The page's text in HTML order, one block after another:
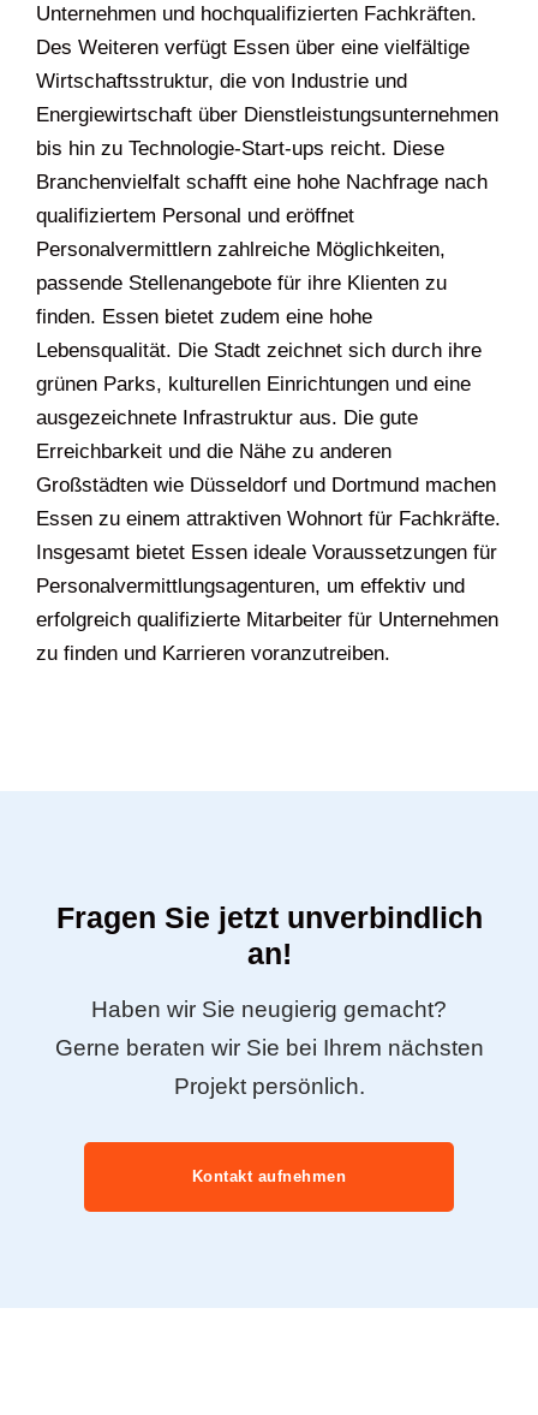
Unternehmen und hochqualifizierten Fachkräften.
Des Weiteren verfügt Essen über eine vielfältige
Wirtschaftsstruktur, die von Industrie und
Energiewirtschaft über Dienstleistungsunternehmen
bis hin zu Technologie-Start-ups reicht. Diese
Branchenvielfalt schafft eine hohe Nachfrage nach
qualifiziertem Personal und eröffnet
Personalvermittlern zahlreiche Möglichkeiten,
passende Stellenangebote für ihre Klienten zu
finden. Essen bietet zudem eine hohe
Lebensqualität. Die Stadt zeichnet sich durch ihre
grünen Parks, kulturellen Einrichtungen und eine
ausgezeichnete Infrastruktur aus. Die gute
Erreichbarkeit und die Nähe zu anderen
Großstädten wie Düsseldorf und Dortmund machen
Essen zu einem attraktiven Wohnort für Fachkräfte.
Insgesamt bietet Essen ideale Voraussetzungen für
Personalvermittlungsagenturen, um effektiv und
erfolgreich qualifizierte Mitarbeiter für Unternehmen
zu finden und Karrieren voranzutreiben.
Fragen Sie jetzt unverbindlich
an!
Haben wir Sie neugierig gemacht?
Gerne beraten wir Sie bei Ihrem nächsten
Projekt persönlich.
Kontakt aufnehmen